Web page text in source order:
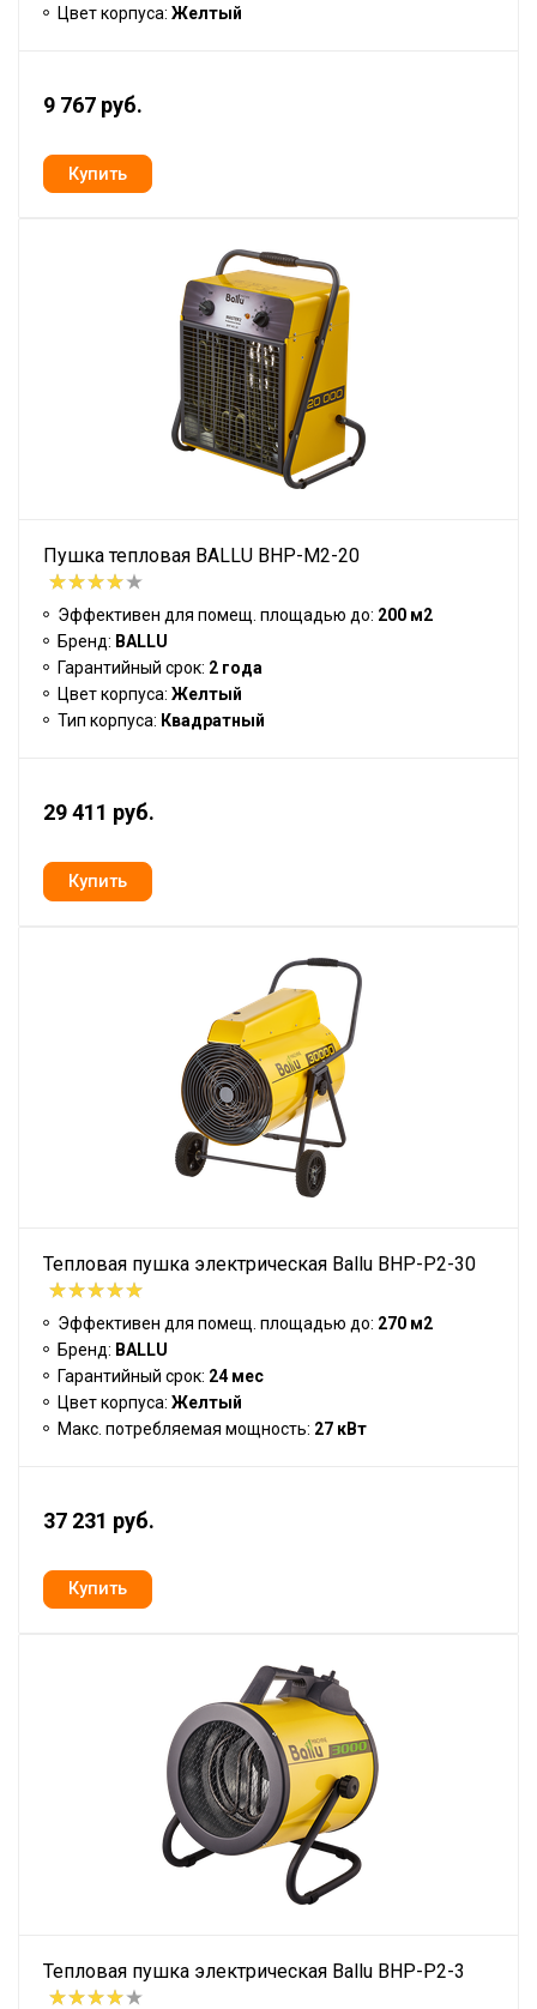
Цвет корпуса: Желтый
9 767 руб.
Пушка тепловая BALLU BHP-M2-20
Эффективен для помещ. площадью до: 200 м2
Бренд: BALLU
Гарантийный срок: 2 года
Цвет корпуса: Желтый
Тип корпуса: Квадратный
29 411 руб.
Тепловая пушка электрическая Ballu BHP-P2-30
Эффективен для помещ. площадью до: 270 м2
Бренд: BALLU
Гарантийный срок: 24 мес
Цвет корпуса: Желтый
Макс. потребляемая мощность: 27 кВт
37 231 руб.
Тепловая пушка электрическая Ballu BHP-P2-3